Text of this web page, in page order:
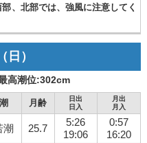
、北部では、強風に注意してく
（日）
高潮位:302cm
潮 月齢
日出
日入
月出
月入
潮 25.7
5:26
19:06
0:57
16:20